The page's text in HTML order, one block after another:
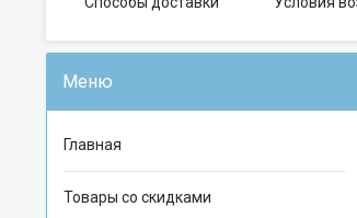
Главная
Товары со скидками